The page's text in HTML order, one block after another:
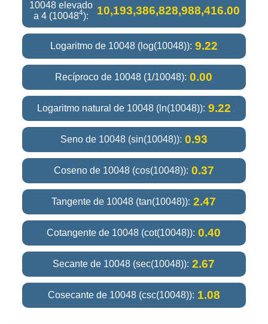
10048 elevado
a 4 (100484): 10,193,386,828,988,416.00
Logaritmo de 10048 (log(10048)): 9.22
Recíproco de 10048 (1/10048): 0.00
Logaritmo natural de 10048 (ln(10048)): 9.22
Seno de 10048 (sin(10048)): 0.93
Coseno de 10048 (cos(10048)): 0.37
Tangente de 10048 (tan(10048)): 2.47
Cotangente de 10048 (cot(10048)): 0.40
Secante de 10048 (sec(10048)): 2.67
Cosecante de 10048 (csc(10048)): 1.08